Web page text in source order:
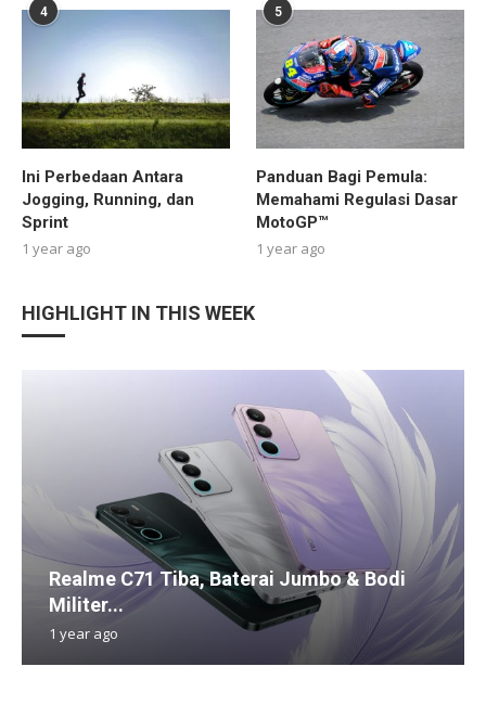
4
Ini Perbedaan Antara
Jogging, Running, dan
Sprint
1 year ago
5
Panduan Bagi Pemula:
Memahami Regulasi Dasar
MotoGP™
1 year ago
HIGHLIGHT IN THIS WEEK
Realme C71 Tiba, Baterai Jumbo & Bodi
Militer...
1 year ago